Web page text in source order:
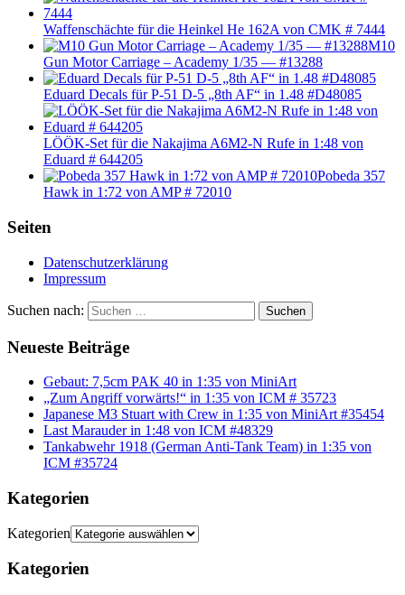
Waffenschächte für die Heinkel He 162A von CMK # 7444
M10
Gun Motor Carriage – Academy 1/35 — #13288
Eduard Decals für P-51 D-5 „8th AF“ in 1.48 #D48085
LÖÖK-Set für die Nakajima A6M2-N Rufe in 1:48 von
Eduard # 644205
Pobeda 357
Hawk in 1:72 von AMP # 72010
Seiten
Datenschutzerklärung
Impressum
Suchen nach: Suchen
Neueste Beiträge
Gebaut: 7,5cm PAK 40 in 1:35 von MiniArt
„Zum Angriff vorwärts!“ in 1:35 von ICM # 35723
Japanese M3 Stuart with Crew in 1:35 von MiniArt #35454
Last Marauder in 1:48 von ICM #48329
Tankabwehr 1918 (German Anti-Tank Team) in 1:35 von
ICM #35724
Kategorien
Kategorien
Kategorien